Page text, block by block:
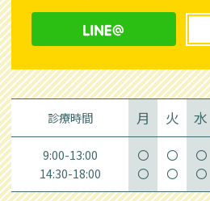
診療時間 月 火 水
9:00-13:00 〇 〇 〇
14:30-18:00 〇 〇 〇